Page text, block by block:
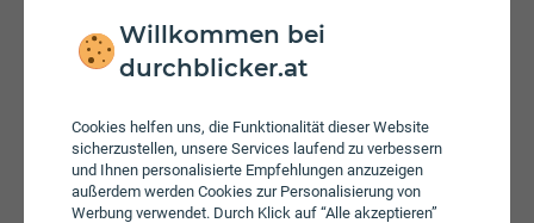
Willkommen bei
durchblicker.at
Cookies helfen uns, die Funktionalität dieser Website
sicherzustellen, unsere Services laufend zu verbessern
und Ihnen personalisierte Empfehlungen anzuzeigen
außerdem werden Cookies zur Personalisierung von
Werbung verwendet. Durch Klick auf “Alle akzeptieren”
Bluetooth
5.0
Gerät
Akku
4500 mAh